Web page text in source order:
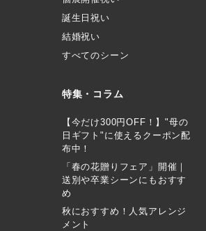
誕生日祝い
結婚祝い
すべてのシーン
特集・コラム
【今だけ300円OFF！】"母の
日ギフト"に使えるクーポン配
布中！
「春の花贈りフェア」開催｜
送別や卒業シーンにもおすす
め
秋におすすめ！人気アレンジ
メント